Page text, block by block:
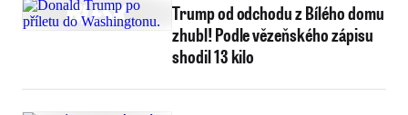
Trump od odchodu z Bílého domu
zhubl! Podle vězeňského zápisu
shodil 13 kilo